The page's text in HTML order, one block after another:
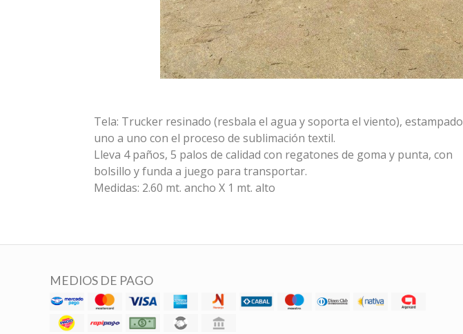
Tela: Trucker resinado (resbala el agua y soporta el viento), estampado
uno a uno con el proceso de sublimación textil.
Lleva 4 paños, 5 palos de calidad con regatones de goma y punta, con
bolsillo y funda a juego para transportar.
Medidas: 2.60 mt. ancho X 1 mt. alto
MEDIOS DE PAGO